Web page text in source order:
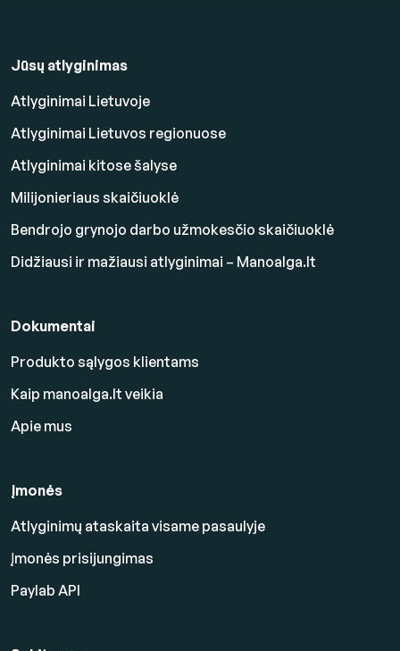
Jūsų atlyginimas
Atlyginimai Lietuvoje
Atlyginimai Lietuvos regionuose
Atlyginimai kitose šalyse
Milijonieriaus skaičiuoklė
Bendrojo grynojo darbo užmokesčio skaičiuoklė
Didžiausi ir mažiausi atlyginimai – Manoalga.lt
Dokumentai
Produkto sąlygos klientams
Kaip manoalga.lt veikia
Apie mus
Įmonės
Atlyginimų ataskaita visame pasaulyje
Įmonės prisijungimas
Paylab API